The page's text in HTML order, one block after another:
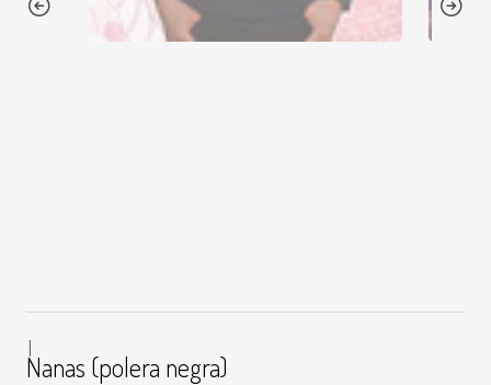
|
Nanas (polera negra)